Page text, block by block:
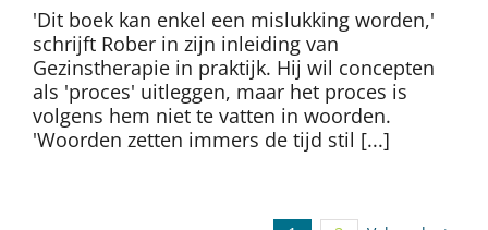
'Dit boek kan enkel een mislukking worden,'
schrijft Rober in zijn inleiding van
Gezinstherapie in praktijk. Hij wil concepten
als 'proces' uitleggen, maar het proces is
volgens hem niet te vatten in woorden.
'Woorden zetten immers de tijd stil [...]